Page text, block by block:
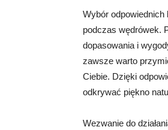
Wybór
podczas wędrówek.
dopasowania i
zawsze warto
Ciebie. Dzięki
odkrywać piękno
Wezwanie do